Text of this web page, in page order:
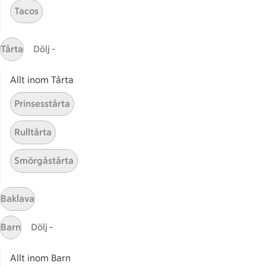
Sidfot
Start
Få snabbt svar
Kundservice
Kontakta oss
Massa erbjudanden
Bli stammis på ICA
ICAs inspirationsmejl
Handla
Tacos
Tårta Dölj -
Allt inom Tårta
Prinsesstårta
Rulltårta
Smörgåstårta
Baklava
Barn Dölj -
Allt inom Barn